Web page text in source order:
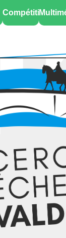
Compétitions